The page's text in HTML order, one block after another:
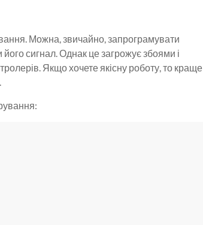
Можна, звичайно, запрограмувати
сигнал. Однак це загрожує збоями і
Якщо хочете якісну роботу, то краще